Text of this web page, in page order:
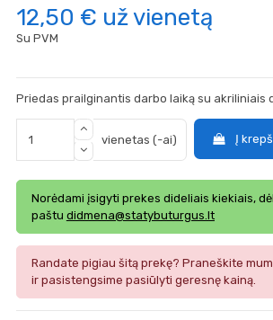
12,50 € už vienetą
Su PVM
Priedas prailginantis darbo laiką su akriliniais
vienetas (-ai) Į
Norėdami įsigyti prekes dideliais kiekiais,
paštu didmena@statybuturgus.lt
Randate pigiau šitą prekę? Praneškite
ir pasistengsime pasiūlyti geresnę kainą.